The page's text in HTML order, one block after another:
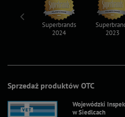
Sprzedaż produktów OTC
Wojewódzki
w Siedlcach
Superbrands
2024
2023